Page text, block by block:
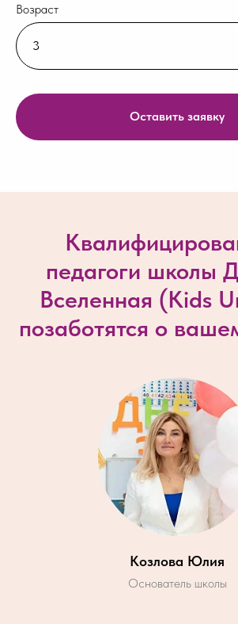
Возраст
Оставить заявку
педагоги школы
Вселенная (Kids
позаботятся о
Козлова Юлия
Основатель школы